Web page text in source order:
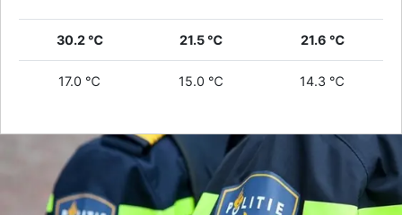
30.2 ℃ 21.5 ℃ 21.6 ℃
17.0 ℃ 15.0 ℃ 14.3 ℃